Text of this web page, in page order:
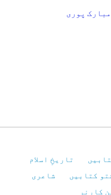
پوری
تاریخِ اسلام
کتابیں
شاعری
کارنر